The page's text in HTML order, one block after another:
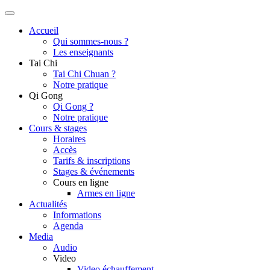
Accueil
Qui sommes-nous ?
Les enseignants
Tai Chi
Tai Chi Chuan ?
Notre pratique
Qi Gong
Qi Gong ?
Notre pratique
Cours & stages
Horaires
Accès
Tarifs & inscriptions
Stages & événements
Cours en ligne
Armes en ligne
Actualités
Informations
Agenda
Media
Audio
Video